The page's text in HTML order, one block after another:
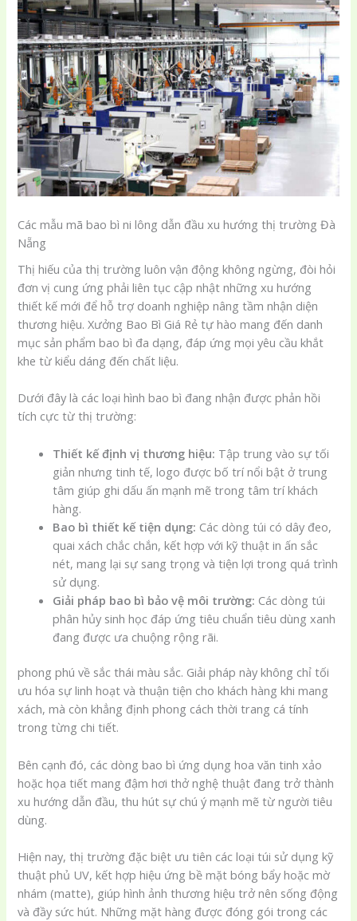
Các mẫu mã bao bì ni lông dẫn đầu xu hướng thị trường Đà
Nẵng
Thị hiếu của thị trường luôn vận động không ngừng, đòi hỏi
đơn vị cung ứng phải liên tục cập nhật những xu hướng
thiết kế mới để hỗ trợ doanh nghiệp nâng tầm nhận diện
thương hiệu. Xưởng Bao Bì Giá Rẻ tự hào mang đến danh
mục sản phẩm bao bì đa dạng, đáp ứng mọi yêu cầu khắt
khe từ kiểu dáng đến chất liệu.
Dưới đây là các loại hình bao bì đang nhận được phản hồi
tích cực từ thị trường:
Thiết kế định vị thương hiệu: Tập trung vào sự tối
giản nhưng tinh tế, logo được bố trí nổi bật ở trung
tâm giúp ghi dấu ấn mạnh mẽ trong tâm trí khách
hàng.
Bao bì thiết kế tiện dụng: Các dòng túi có dây đeo,
quai xách chắc chắn, kết hợp với kỹ thuật in ấn sắc
nét, mang lại sự sang trọng và tiện lợi trong quá trình
sử dụng.
Giải pháp bao bì bảo vệ môi trường: Các dòng túi
phân hủy sinh học đáp ứng tiêu chuẩn tiêu dùng xanh
đang được ưa chuộng rộng rãi.
phong phú về sắc thái màu sắc. Giải pháp này không chỉ tối
ưu hóa sự linh hoạt và thuận tiện cho khách hàng khi mang
xách, mà còn khẳng định phong cách thời trang cá tính
trong từng chi tiết.
Bên cạnh đó, các dòng bao bì ứng dụng hoa văn tinh xảo
hoặc họa tiết mang đậm hơi thở nghệ thuật đang trở thành
xu hướng dẫn đầu, thu hút sự chú ý mạnh mẽ từ người tiêu
dùng.
Hiện nay, thị trường đặc biệt ưu tiên các loại túi sử dụng kỹ
thuật phủ UV, kết hợp hiệu ứng bề mặt bóng bẩy hoặc mờ
nhám (matte), giúp hình ảnh thương hiệu trở nên sống động
và đầy sức hút. Những mặt hàng được đóng gói trong các